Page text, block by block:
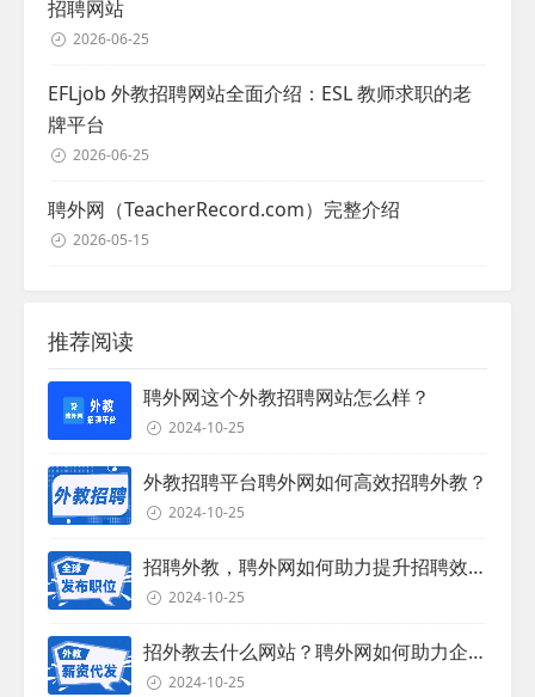
招聘网站
2026-06-25
EFLjob 外教招聘网站全面介绍：ESL 教师求职的老
牌平台
2026-06-25
聘外网（TeacherRecord.com）完整介绍
2026-05-15
推荐阅读
聘外网这个外教招聘网站怎么样？
2024-10-25
外教招聘平台聘外网如何高效招聘外教？
2024-10-25
招聘外教，聘外网如何助力提升招聘效率？
2024-10-25
招外教去什么网站？聘外网如何助力企业外教招聘
2024-10-25